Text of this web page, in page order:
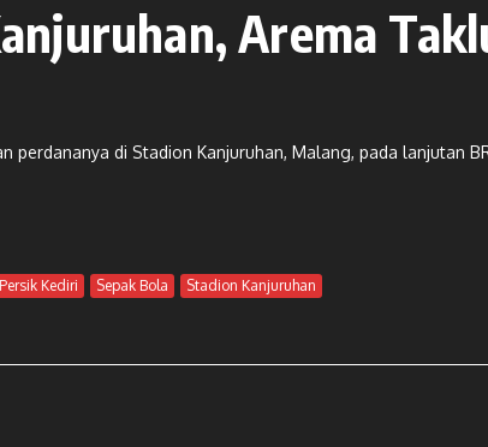
Arema
perdananya di Stadion Kanjuruhan, Malang, pada lanjutan
Persik Kediri Sepak Bola Stadion Kanjuruhan